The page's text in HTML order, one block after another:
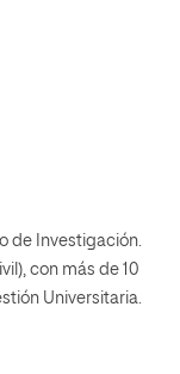
de Investigación.
con más de 10
Universitaria.